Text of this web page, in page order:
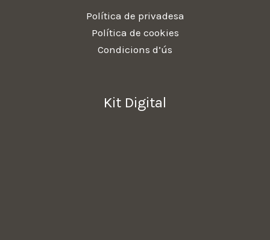
Política de privadesa
Política de cookies
Condicions d’ús
Kit Digital